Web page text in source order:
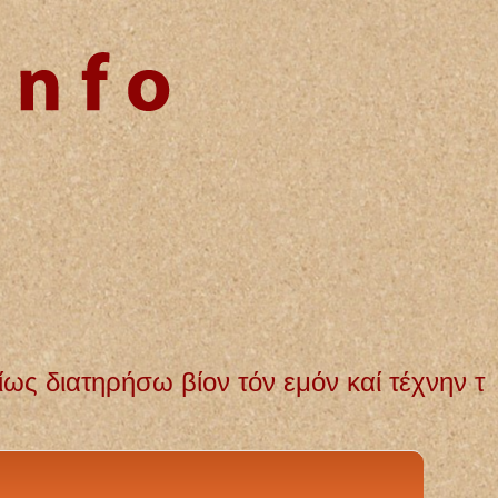
καί τέχνην τήν εμήν. Αγνή και